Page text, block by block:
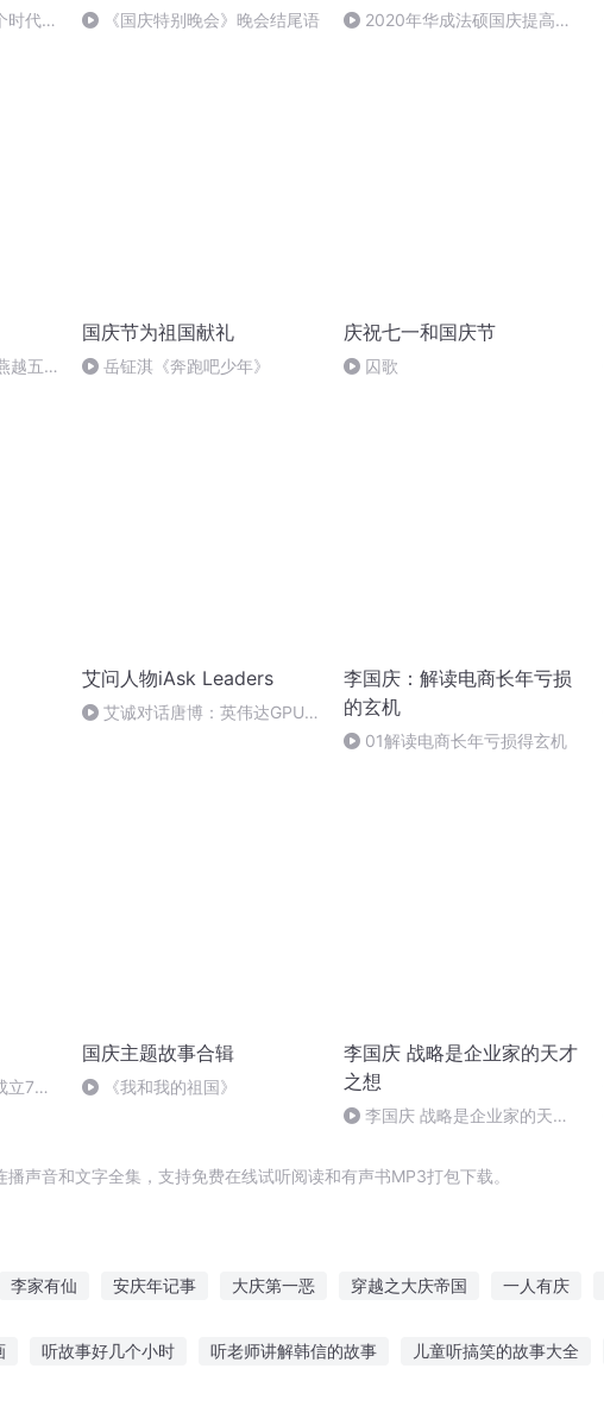
时代的
《国庆特别晚会》晚会结尾语
2020年华成法硕国庆提高班
越五
国庆节为祖国献礼
岳钲淇《奔跑吧少年》
庆祝七一和国庆节
囚歌
艾问人物iAsk Leaders
艾诚对话唐博：英伟达GPU
李国庆：解读电商长年亏损
的玄机
01解读电商长年亏损得玄机
立73
国庆主题故事合辑
《我和我的祖国》
李国庆 战略是企业家的天才
之想
李国庆 战略是企业家的天才
声音和文字全集，支持免费在线试听阅读和有声书MP3打包下载。
李家有仙 安庆年记事 大庆第一恶 穿越之大庆帝国 一人有庆
听故事好几个小时 听老师讲解韩信的故事 儿童听搞笑的故事大全